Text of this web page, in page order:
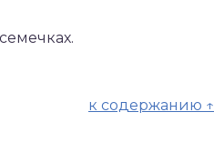
к содержанию ↑